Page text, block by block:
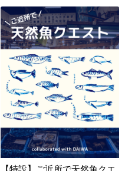
【特設】ご近所で天然魚クエ